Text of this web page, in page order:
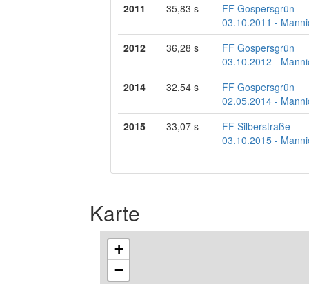
2011
35,83 s
FF Gospersgrün
03.10.2011 -
2012
36,28 s
FF Gospersgrün
03.10.2012 -
2014
32,54 s
FF Gospersgrün
02.05.2014 -
2015
33,07 s
FF Silberstraße
03.10.2015 -
Karte
+
−